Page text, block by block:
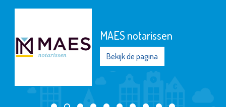
MAES notarissen
Bekijk de pagina